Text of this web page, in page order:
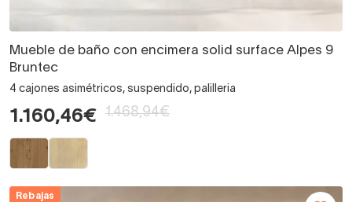
Mueble de baño con encimera solid surface Alpes 9
Bruntec
4 cajones asimétricos, suspendido, palilleria
1.160,46€ 1.468,94€
Rebajas